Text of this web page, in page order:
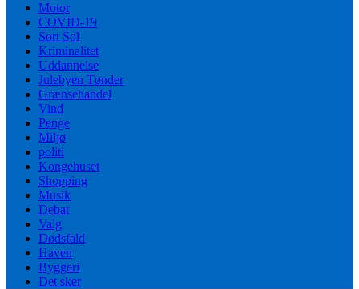
Motor
COVID-19
Sort Sol
Kriminalitet
Uddannelse
Julebyen Tønder
Grænsehandel
Vind
Penge
Miljø
politi
Kongehuset
Shopping
Musik
Debat
Valg
Dødsfald
Haven
Byggeri
Det sker